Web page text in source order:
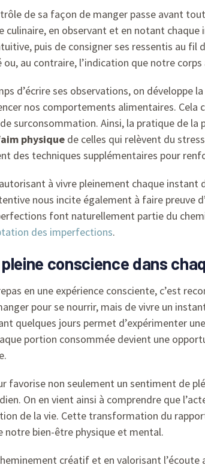
de sa façon de manger passe avant
culinaire, en observant et en notant
puis de consigner ses ressentis au
au contraire, l’indication que notre
d’écrire ses observations, on développe
nos comportements alimentaires. Cela
surconsommation. Ainsi, la pratique de
physique de celles qui relèvent du
des techniques supplémentaires pour
à vivre pleinement chaque
nous incite également à faire preuve
font naturellement partie du
des imperfections.
conscience dans
en une expérience consciente, c’est
pour se nourrir, mais de vivre un
quelques jours permet d’expérimenter
portion consommée devient une
favorise non seulement un sentiment de
On en vient ainsi à comprendre que
de la vie. Cette transformation du
notre bien-être physique et mental.
créatif et en valorisant